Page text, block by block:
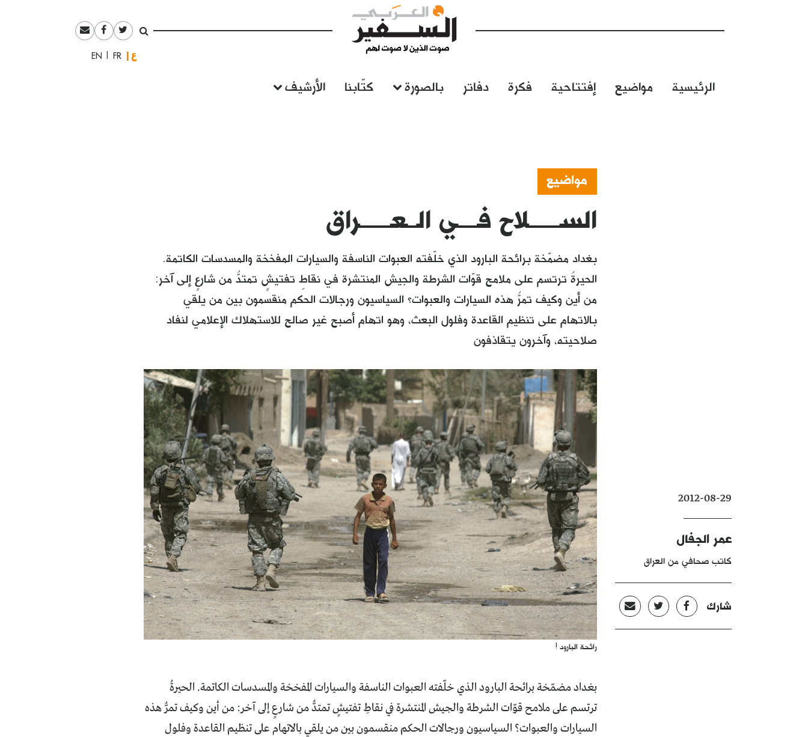
العربيةFrançais
English
الرئيسية مواضيع إفتتاحية فكرة دفاتر بالصورة كتّابنا الأرشيف
مواضيع
الســــــلاح فــــي الــعــــــراق
بغداد مضمّخة برائحة البارود الذي خلّفته العبوات الناسفة والسيارات المفخخة والمسدسات الكاتمة.
الحيرةُ ترتسم على ملامح قوّات الشرطة والجيش المنتشرة في نقاطِ تفتيشٍ تمتدُّ من شارعٍ إلى آخر:
من أين وكيف تمرُّ هذه السيارات والعبوات؟ السياسيون ورجالات الحكم منقسمون بين من يلقي
بالاتهام على تنظيم القاعدة وفلول البعث، وهو اتهام أصبح غير صالح للاستهلاك الإعلامي لنفاد
صلاحيته، وآخرون يتقاذفون
2012-08-29
عمر الجفال
كاتب صحافي من العراق
شارك
رائحة البارود !
بغداد مضمّخة برائحة البارود الذي خلّفته العبوات الناسفة والسيارات المفخخة والمسدسات الكاتمة. الحيرةُ
ترتسم على ملامح قوّات الشرطة والجيش المنتشرة في نقاطِ تفتيشٍ تمتدُّ من شارعٍ إلى آخر: من أين وكيف تمرُّ هذه
السيارات والعبوات؟ السياسيون ورجالات الحكم منقسمون بين من يلقي بالاتهام على تنظيم القاعدة وفلول